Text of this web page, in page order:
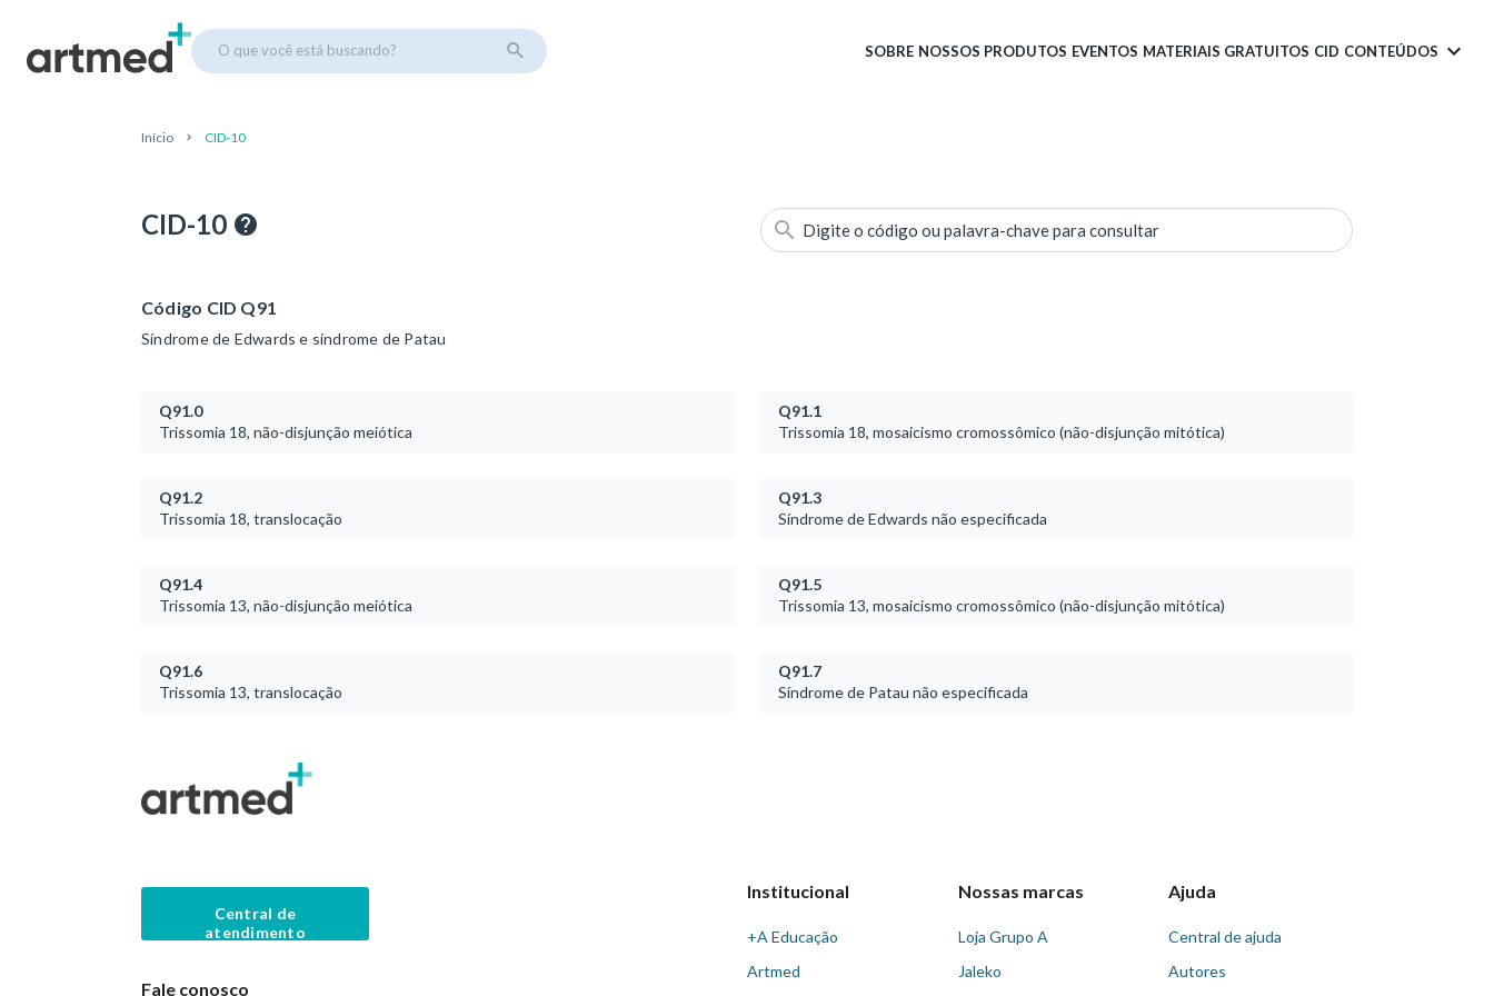
O que você está buscando? SOBRE NOSSOS PRODUTOS EVENTOS MATERIAIS GRATUITOS CID CONTEÚDOS
Início CID-10
CID-10 Digite o código ou palavra-chave para consultar
Código CID Q91
Síndrome de Edwards e síndrome de Patau
Q91.0
Trissomia 18, não-disjunção meiótica
Q91.1
Trissomia 18, mosaicismo cromossômico (não-disjunção mitótica)
Q91.2
Trissomia 18, translocação
Q91.3
Síndrome de Edwards não especificada
Q91.4
Trissomia 13, não-disjunção meiótica
Q91.5
Trissomia 13, mosaicismo cromossômico (não-disjunção mitótica)
Q91.6
Trissomia 13, translocação
Q91.7
Síndrome de Patau não especificada
Central de
atendimento
Fale conosco
Institucional
+A Educação
Artmed
Nossas marcas
Loja Grupo A
Jaleko
Ajuda
Central de ajuda
Autores